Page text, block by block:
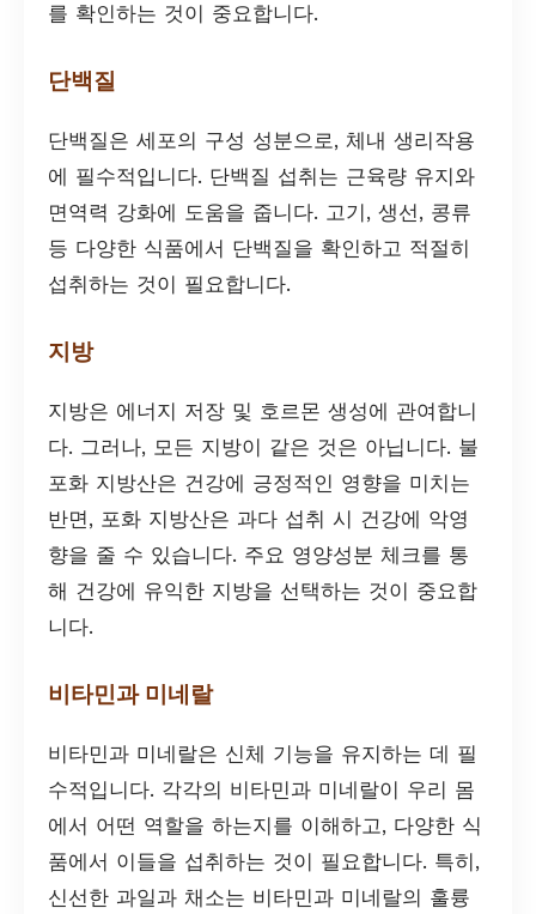
를 확인하는 것이 중요합니다.
단백질
단백질은 세포의 구성 성분으로, 체내 생리작용
에 필수적입니다. 단백질 섭취는 근육량 유지와
면역력 강화에 도움을 줍니다. 고기, 생선, 콩류
등 다양한 식품에서 단백질을 확인하고 적절히
섭취하는 것이 필요합니다.
지방
지방은 에너지 저장 및 호르몬 생성에 관여합니
다. 그러나, 모든 지방이 같은 것은 아닙니다. 불
포화 지방산은 건강에 긍정적인 영향을 미치는
반면, 포화 지방산은 과다 섭취 시 건강에 악영
향을 줄 수 있습니다. 주요 영양성분 체크를 통
해 건강에 유익한 지방을 선택하는 것이 중요합
니다.
비타민과 미네랄
비타민과 미네랄은 신체 기능을 유지하는 데 필
수적입니다. 각각의 비타민과 미네랄이 우리 몸
에서 어떤 역할을 하는지를 이해하고, 다양한 식
품에서 이들을 섭취하는 것이 필요합니다. 특히,
신선한 과일과 채소는 비타민과 미네랄의 훌륭